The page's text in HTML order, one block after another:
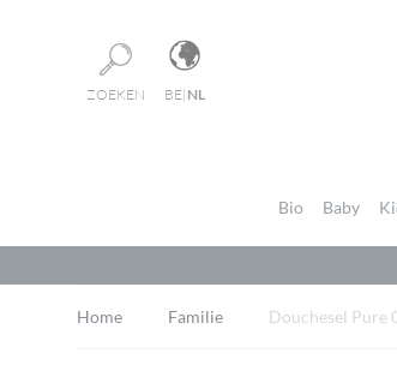
ZOEKEN BE| NL
Bio Baby
Home Familie Douchesel Pure